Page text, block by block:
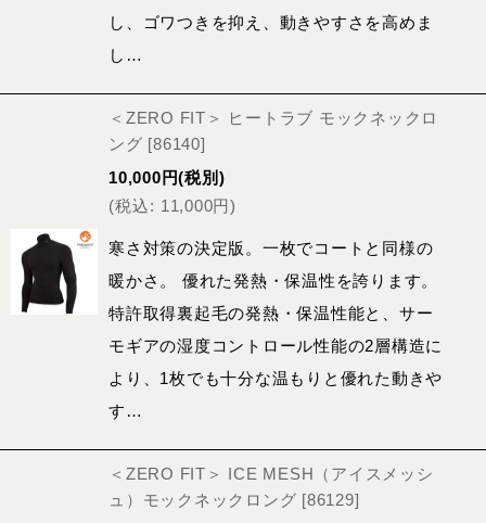
し、ゴワつきを抑え、動きやすさを高めま
し…
＜ZERO FIT＞ ヒートラブ モックネックロ
ング [86140]
10,000 円(税別)
(税込: 11,000円)
寒さ対策の決定版。一枚でコートと同様の
暖かさ。 優れた発熱・保温性を誇ります。
特許取得裏起毛の発熱・保温性能と、サー
モギアの湿度コントロール性能の2層構造に
より、1枚でも十分な温もりと優れた動きや
す…
＜ZERO FIT＞ ICE MESH（アイスメッシ
ュ）モックネックロング [86129]